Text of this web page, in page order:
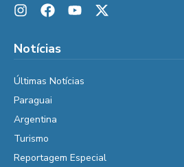
Notícias
Últimas Notícias
Paraguai
Argentina
Turismo
Reportagem Especial